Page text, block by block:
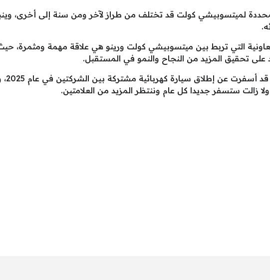
لميتسوبيشي كولت قد تختلف من طراز لآخر ومن سنة إلى أخرى،
التعاونية التي تربط بين ميتسوبيشي كولت ورينو هي علاقة مهمة ومثمرة،
تحقيق المزيد من النجاح والنمو في المستقبل.
ومن
ولا زالت ستسفر جديدا كل عام وننتظر المزيد من العلامتين.